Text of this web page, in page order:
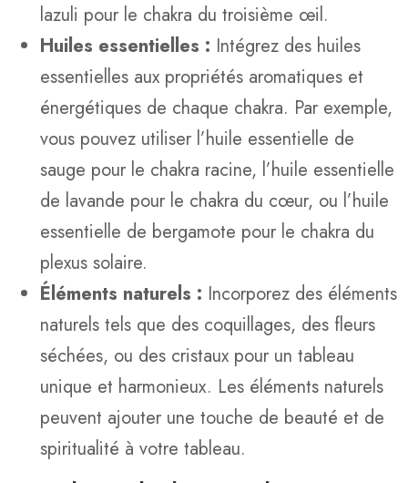
lazuli pour le chakra du troisième œil.
Huiles essentielles : Intégrez des huiles
essentielles aux propriétés aromatiques et
énergétiques de chaque chakra. Par exemple,
vous pouvez utiliser l’huile essentielle de
sauge pour le chakra racine, l’huile essentielle
de lavande pour le chakra du cœur, ou l’huile
essentielle de bergamote pour le chakra du
plexus solaire.
Éléments naturels : Incorporez des éléments
naturels tels que des coquillages, des fleurs
séchées, ou des cristaux pour un tableau
unique et harmonieux. Les éléments naturels
peuvent ajouter une touche de beauté et de
spiritualité à votre tableau.